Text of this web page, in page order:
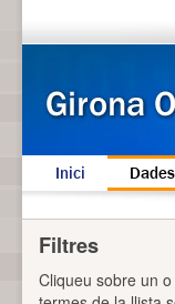
Inici Dades
Filtres
Cliqueu sobre un